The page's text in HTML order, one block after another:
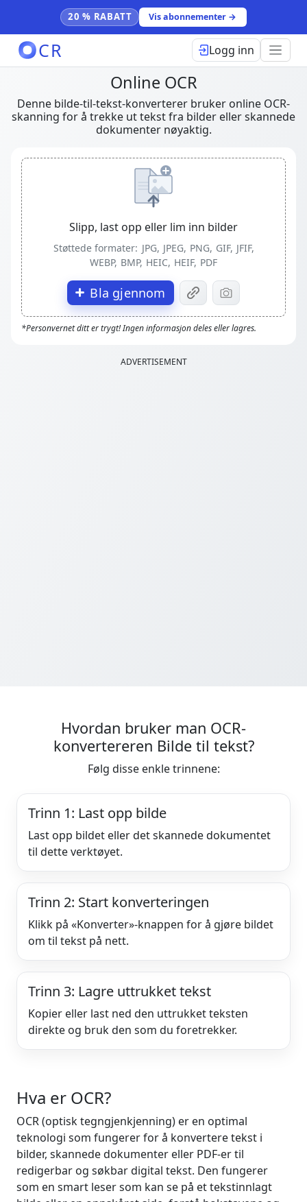
20 % RABATT Vis abonnementer →
CR Logg inn
Online OCR
Denne bilde-til-tekst-konverterer bruker online OCR-
skanning for å trekke ut tekst fra bilder eller skannede
dokumenter nøyaktig.
Slipp, last opp eller lim inn bilder
Støttede formater: JPG, JPEG, PNG, GIF, JFIF,
WEBP, BMP, HEIC, HEIF, PDF
Bla gjennom
*Personvernet ditt er trygt! Ingen informasjon deles eller lagres.
ADVERTISEMENT
Hvordan bruker man OCR-
konvertereren Bilde til tekst?
Følg disse enkle trinnene:
Trinn 1: Last opp bilde
Last opp bildet eller det skannede dokumentet
til dette verktøyet.
Trinn 2: Start konverteringen
Klikk på «Konverter»-knappen for å gjøre bildet
om til tekst på nett.
Trinn 3: Lagre uttrukket tekst
Kopier eller last ned den uttrukket teksten
direkte og bruk den som du foretrekker.
Hva er OCR?
OCR (optisk tegngjenkjenning) er en optimal
teknologi som fungerer for å konvertere tekst i
bilder, skannede dokumenter eller PDF-er til
redigerbar og søkbar digital tekst. Den fungerer
som en smart leser som kan se på et tekstinnlagt